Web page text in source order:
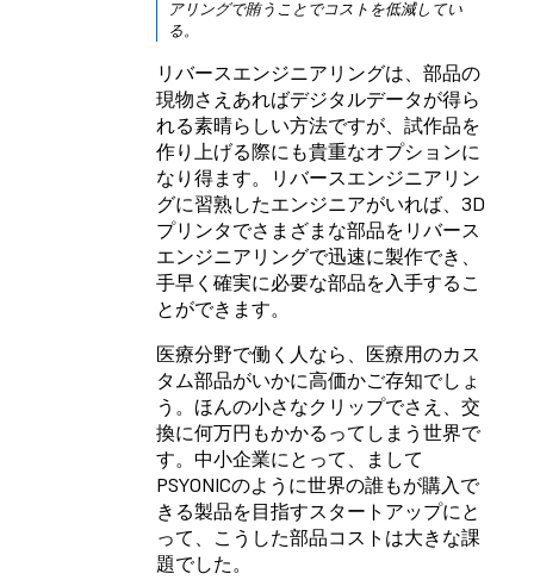
アリングで賄うことでコストを低減してい
る。
リバースエンジニアリングは、部品の
現物さえあればデジタルデータが得ら
れる素晴らしい方法ですが、試作品を
作り上げる際にも貴重なオプションに
なり得ます。リバースエンジニアリン
グに習熟したエンジニアがいれば、3D
プリンタでさまざまな部品をリバース
エンジニアリングで迅速に製作でき、
手早く確実に必要な部品を入手するこ
とができます。
医療分野で働く人なら、医療用のカス
タム部品がいかに高価かご存知でしょ
う。ほんの小さなクリップでさえ、交
換に何万円もかかるってしまう世界で
す。中小企業にとって、まして
PSYONICのように世界の誰もが購入で
きる製品を目指すスタートアップにと
って、こうした部品コストは大きな課
題でした。